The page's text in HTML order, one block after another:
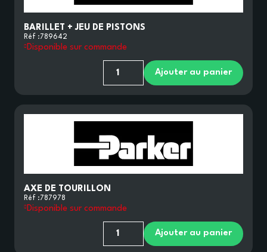
BARILLET + JEU DE PISTONS
Réf :789642
Disponible sur commande
Ajouter au panier
AXE DE TOURILLON
Réf :787978
Disponible sur commande
Ajouter au panier